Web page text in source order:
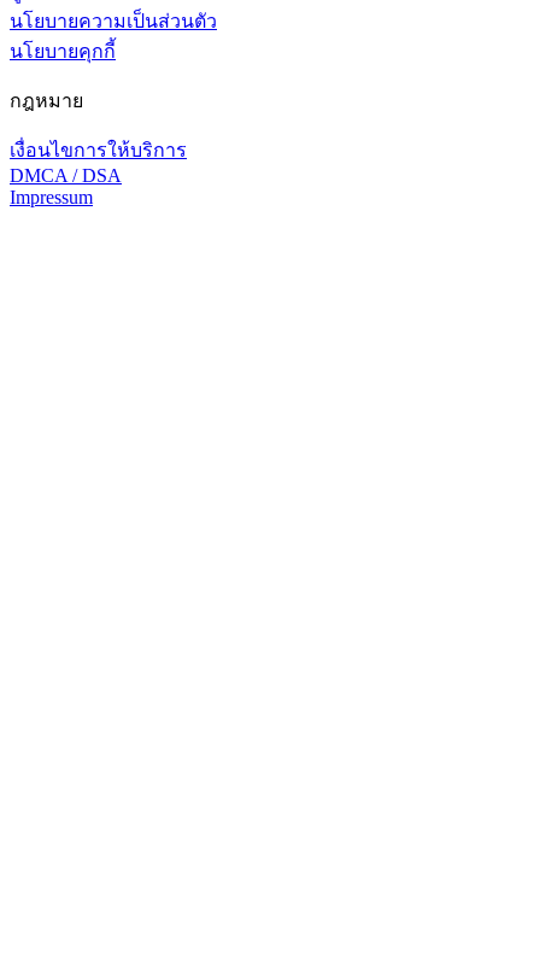
นโยบายความเป็นส่วนตัว
นโยบายคุกกี้
กฎหมาย
เงื่อนไขการให้บริการ
DMCA / DSA
Impressum